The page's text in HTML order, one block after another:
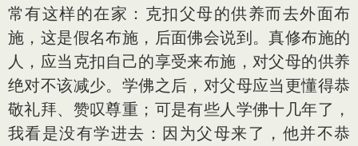
常有这样的在家：克扣父母的供养而去外面布
施，这是假名布施，后面佛会说到。真修布施的
人，应当克扣自己的享受来布施，对父母的供养
绝对不该减少。学佛之后，对父母应当更懂得恭
敬礼拜、赞叹尊重；可是有些人学佛十几年了，
我看是没有学进去：因为父母来了，他并不恭